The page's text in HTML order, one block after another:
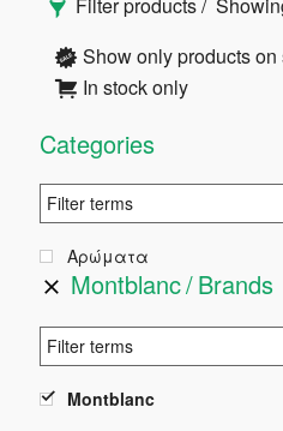
Πλευρική
Στήλη
Filter products
Show only products on
In stock only
Categories
Αρώματα
Montblanc Brands
Montblanc